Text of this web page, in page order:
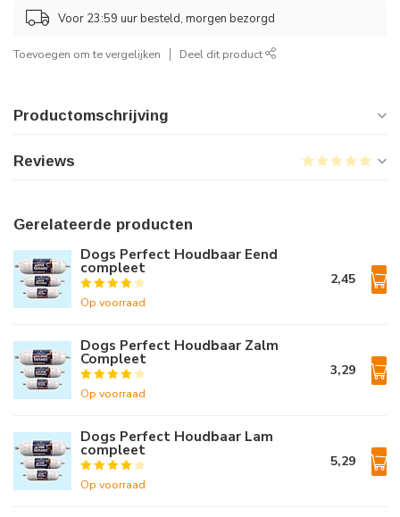
Voor 23:59 uur besteld, morgen bezorgd
Toevoegen om te vergelijken Deel dit product
Productomschrijving
Reviews
Gerelateerde producten
Dogs Perfect Houdbaar Eend
compleet
Op voorraad
2,45
Dogs Perfect Houdbaar Zalm
Compleet
Op voorraad
3,29
Dogs Perfect Houdbaar Lam
compleet
Op voorraad
5,29